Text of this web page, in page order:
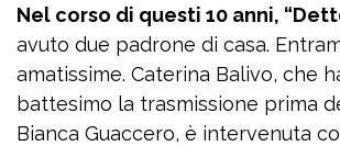
Nel corso di questi 10 anni,
avuto due padrone di casa.
amatissime. Caterina Balivo, che
battesimo la trasmissione prima
Bianca Guaccero, è intervenuta